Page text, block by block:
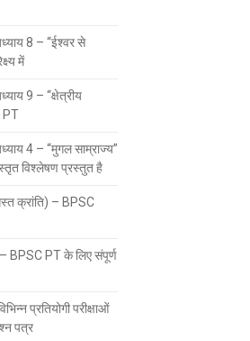
8 – “ईश्वर से
में
9 – “क्षेत्रीय
PT
4 – “मुगल साम्राज्य”
विश्लेषण प्रस्तुत है
क्रांति) – BPSC
BPSC PT के लिए संपूर्ण
प्रतियोगी परीक्षाओं
पत्र